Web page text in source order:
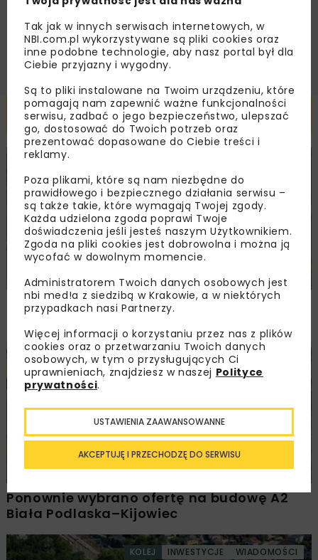
ZAPISZ MNIE
Powiązane artykuły
Remont nawierzchni na węzłach A4.
Przetarg obejmuje pięć węzłów
DROGI INWESTYCJE WIADOMOŚCI
Ponownie wybrano ofertę na budowę A2
Biała Podlaska–Kijowiec
KOLEJ INWESTYCJE WIADOMOŚCI
Tak jak w innych serwisach internetowych, w
NBI.com.pl wykorzystywane są pliki cookies oraz
inne podobne technologie, aby nasz portal był dla
Ciebie przyjazny i wygodny.
Są to pliki instalowane na Twoim urządzeniu, które
pomagają nam zapewnić ważne funkcjonalności
serwisu, zadbać o jego bezpieczeństwo, ulepszać
go, dostosować do Twoich potrzeb oraz
prezentować dopasowane do Ciebie treści i
reklamy.
Poza plikami, które są nam niezbędne do
prawidłowego i bezpiecznego działania serwisu –
są także takie, które wymagają Twojej zgody.
Każda udzielona zgoda poprawi Twoje
doświadczenia jeśli jesteś naszym Użytkownikiem.
Zgoda na pliki cookies jest dobrowolna i można ją
wycofać w dowolnym momencie.
Administratorem Twoich danych osobowych jest
nbi med!a z siedzibą w Krakowie, a w niektórych
przypadkach nasi Partnerzy.
Więcej informacji o korzystaniu przez nas z plików
cookies oraz o przetwarzaniu Twoich danych
osobowych, w tym o przysługujących Ci
uprawnieniach, znajdziesz w naszej Polityce
prywatności.
AKCEPTUJĘ I PRZECHODZĘ DO SERWISU
USTAWIENIA ZAAWANSOWANNE